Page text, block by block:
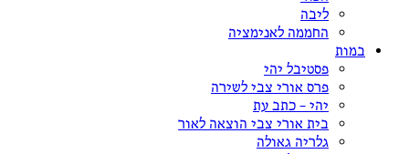
ליבה
החממה לאנימציה
במות
פסטיבל יהי
פרס אורי צבי לשירה
יהי – כתב עת
בית אורי צבי הוצאה לאור
גלריה גאולה